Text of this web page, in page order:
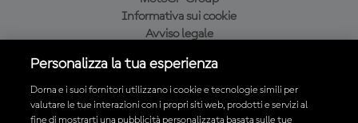
Informativa sui cookie
Avviso legale
Condizioni di acquisto
Personalizza la tua esperienza
Dorna e i suoi fornitori utilizzano i cookie e tecnologie simili per
valutare le tue interazioni con i propri siti web, prodotti e servizi al
fine di mostrarti una pubblicità personalizzata basata sulle tue